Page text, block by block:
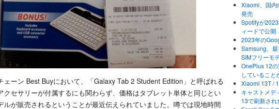
ェーン Best Buyにおいて、「Galaxy Tab 2 Student Edition」と呼ばれる
クセサリーが付属するにも関わらず、価格はタブレット単体と同じとい
ルが販売されるということが最近伝えられていました。噂では現地時間
Xiaomi、国内
発売
Spotifyが
ィードで公開
2023年の
Samsung、
SIMフリーモ
OnePlus 12
していること
Xiaomi 13T /
キャストメデ
13で刷新さ